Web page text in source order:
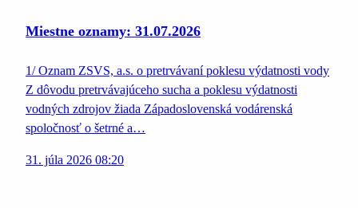
Miestne oznamy: 31.07.2026
1/ Oznam ZSVS, a.s. o pretrvávaní poklesu výdatnosti vody
Z dôvodu pretrvávajúceho sucha a poklesu výdatnosti
vodných zdrojov žiada Západoslovenská vodárenská
spoločnosť o šetrné a…
31. júla 2026 08:20